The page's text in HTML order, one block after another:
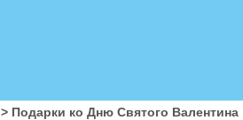
> Подарки ко Дню Святого Валентина